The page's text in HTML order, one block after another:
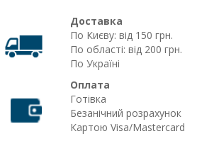
Доставка
По Києву: від 150 грн.
По області: від 200 грн.
По Україні
Оплата
Готівка
Безанічний розрахунок
Картою Visa/Mastercard